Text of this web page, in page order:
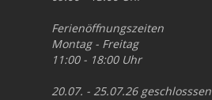
Ferienöffnungszeiten
Montag - Freitag
11:00 - 18:00 Uhr
20.07. - 25.07.26 geschlosssen